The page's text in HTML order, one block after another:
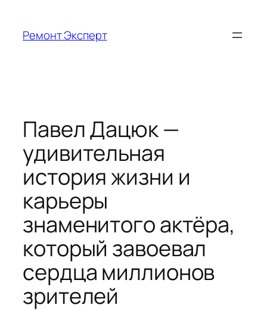
содержимому
Ремонт Эксперт
Павел Дацюк —
удивительная
история жизни и
карьеры
знаменитого актёра,
который завоевал
сердца миллионов
зрителей